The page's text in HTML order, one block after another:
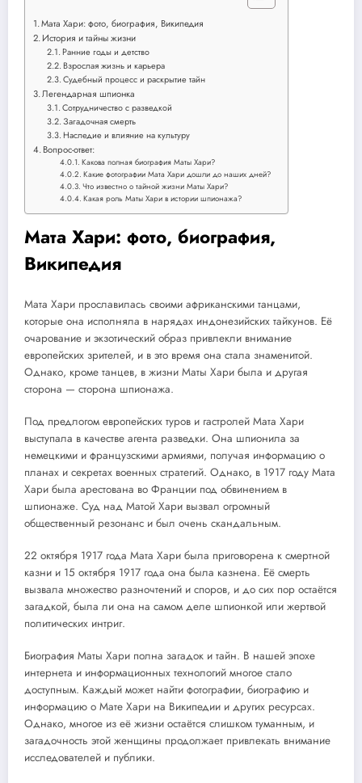
Мата Хари: фото, биография, Википедия
История и тайны жизни
Ранние годы и детство
Взрослая жизнь и карьера
Судебный процесс и раскрытие тайн
Легендарная шпионка
Сотрудничество с разведкой
Загадочная смерть
Наследие и влияние на культуру
Вопрос-ответ:
Какова полная биография Маты Хари?
Какие фотографии Мата Хари дошли до наших дней?
Что известно о тайной жизни Маты Хари?
Какая роль Маты Хари в истории шпионажа?
Мата Хари: фото, биография,
Википедия
Мата Хари прославилась своими африканскими танцами,
которые она исполняла в нарядах индонезийских тайкунов. Её
очарование и экзотический образ привлекли внимание
европейских зрителей, и в это время она стала знаменитой.
Однако, кроме танцев, в жизни Маты Хари была и другая
сторона — сторона шпионажа.
Под предлогом европейских туров и гастролей Мата Хари
выступала в качестве агента разведки. Она шпионила за
немецкими и французскими армиями, получая информацию о
планах и секретах военных стратегий. Однако, в 1917 году Мата
Хари была арестована во Франции под обвинением в
шпионаже. Суд над Матой Хари вызвал огромный
общественный резонанс и был очень скандальным.
22 октября 1917 года Мата Хари была приговорена к смертной
казни и 15 октября 1917 года она была казнена. Её смерть
вызвала множество разночтений и споров, и до сих пор остаётся
загадкой, была ли она на самом деле шпионкой или жертвой
политических интриг.
Биография Маты Хари полна загадок и тайн. В нашей эпохе
интернета и информационных технологий многое стало
доступным. Каждый может найти фотографии, биографию и
информацию о Мате Хари на Википедии и других ресурсах.
Однако, многое из её жизни остаётся слишком туманным, и
загадочность этой женщины продолжает привлекать внимание
исследователей и публики.